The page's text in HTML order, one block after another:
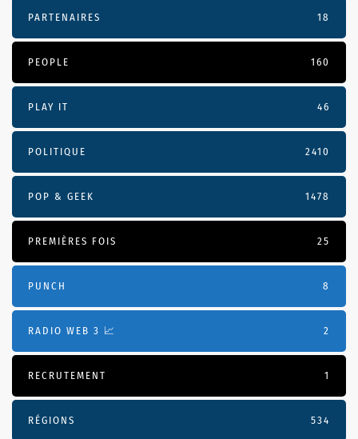
PARTENAIRES 18
PEOPLE 160
PLAY IT 46
POLITIQUE 2410
POP & GEEK 1478
PREMIÈRES FOIS 25
PUNCH 8
RADIO WEB 3 📈 2
RECRUTEMENT 1
RÉGIONS 534